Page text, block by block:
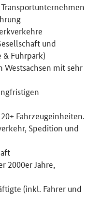
und
Fuhrpark)
Westsachsen mit sehr
Fahrzeugeinheiten.
Spedition und
2000er Jahre,
(inkl. Fahrer und